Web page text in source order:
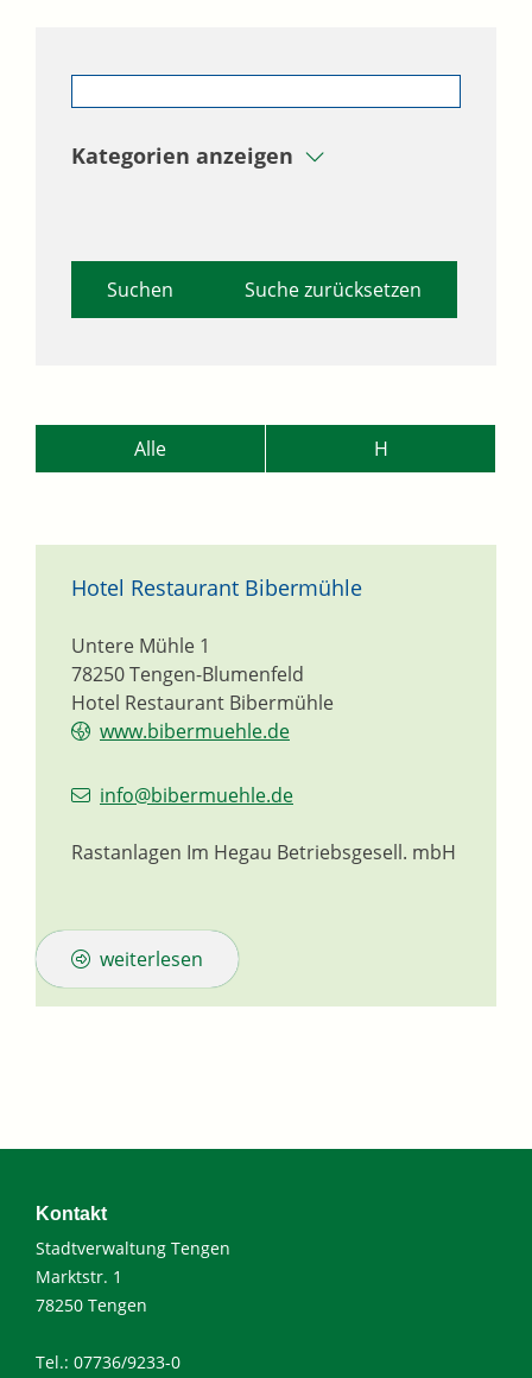
Kategorien anzeigen
Suche zurücksetzen
Alle H
Hotel Restaurant Bibermühle
Hotel Restaurant Bibermühle
Untere Mühle 1
78250Tengen-Blumenfeld
www.bibermuehle.de
info@bibermuehle.de
Rastanlagen Im Hegau Betriebsgesell. mbH
weiterlesen
Kontakt
Stadtverwaltung Tengen
Marktstr. 1
78250 Tengen
Tel.: 07736/9233-0